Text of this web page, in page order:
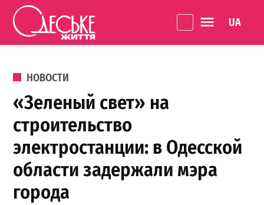
Перейти к содержанию
життя
ОПУБЛИКОВАНО В
НОВОСТИ
«Зеленый свет» на
строительство
электростанции: в Одесской
области задержали мэра
города